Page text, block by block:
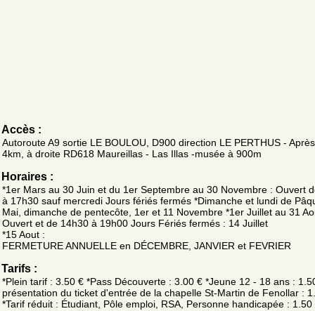
Accès :
Autoroute A9 sortie LE BOULOU, D900 direction LE PERTHUS -
4km, à droite RD618 Maureillas - Las Illas -musée à 900m
Horaires :
*1er Mars au 30 Juin et du 1er Septembre au 30 Novembre : Ouvert
à 17h30 sauf mercredi Jours fériés fermés *Dimanche et lundi de
Mai, dimanche de pentecôte, 1er et 11 Novembre *1er Juillet au 31
Ouvert et de 14h30 à 19h00 Jours Fériés fermés : 14 Juillet
*15 Aout :
FERMETURE ANNUELLE en DÉCEMBRE, JANVIER et FEVRIER
Tarifs :
*Plein tarif : 3.50 € *Pass Découverte : 3.00 € *Jeune 12 - 18 ans :
présentation du ticket d'entrée de la chapelle St-Martin de Fenollar :
*Tarif réduit : Étudiant, Pôle emploi, RSA, Personne handicapée : 1.50